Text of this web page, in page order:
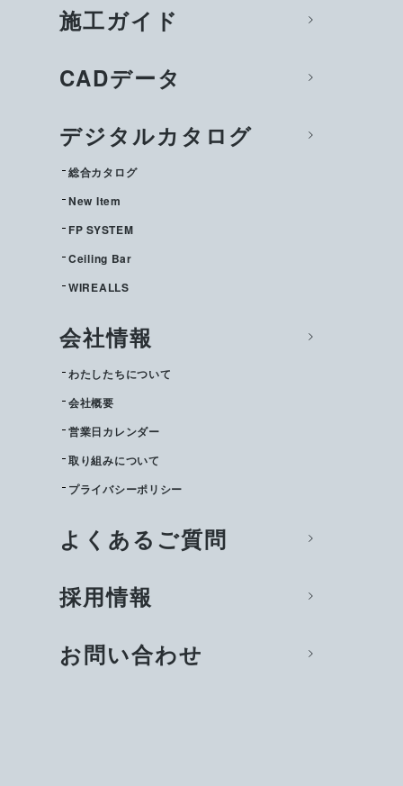
施工ガイド
CADデータ
デジタルカタログ
総合カタログ
New Item
FP SYSTEM
Ceiling Bar
WIREALLS
会社情報
わたしたちについて
会社概要
営業日カレンダー
取り組みについて
プライバシーポリシー
よくあるご質問
採用情報
お問い合わせ